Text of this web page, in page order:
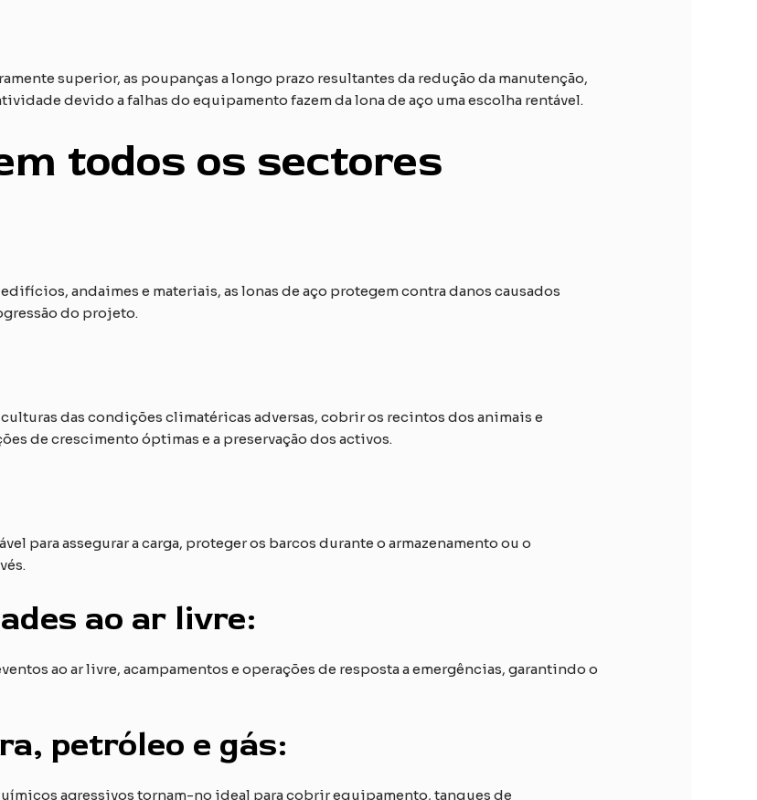
superior, as poupanças a longo prazo resultantes da redução da manutenção,
devido a falhas do equipamento fazem da lona de aço uma escolha rentável.
todos os sectores
andaimes e materiais, as lonas de aço protegem contra danos causados
do projeto.
das condições climatéricas adversas, cobrir os recintos dos animais e
de crescimento óptimas e a preservação dos activos.
para assegurar a carga, proteger os barcos durante o armazenamento ou o
ao ar livre:
ao ar livre, acampamentos e operações de resposta a emergências, garantindo o
petróleo e gás:
agressivos tornam-no ideal para cobrir equipamento, tanques de